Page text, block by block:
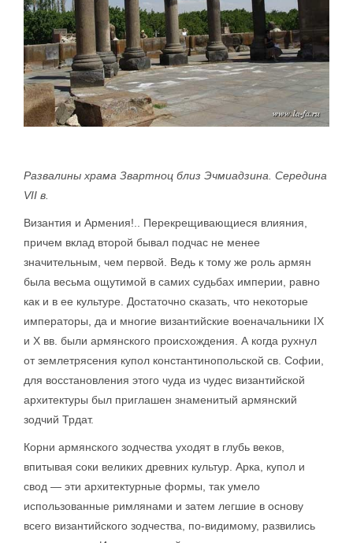
Развалины храма Звартноц близ Эчмиадзина. Середина
VII в.
Византия и Армения!.. Перекрещивающиеся влияния,
причем вклад второй бывал подчас не менее
значительным, чем первой. Ведь к тому же роль армян
была весьма ощутимой в самих судьбах империи, равно
как и в ее культуре. Достаточно сказать, что некоторые
императоры, да и многие византийские военачальники IX
и X вв. были армянского происхождения. А когда рухнул
от землетрясения купол константинопольской св. Софии,
для восстановления этого чуда из чудес византийской
архитектуры был приглашен знаменитый армянский
зодчий Трдат.
Корни армянского зодчества уходят в глубь веков,
впитывая соки великих древних культур. Арка, купол и
свод — эти архитектурные формы, так умело
использованные римлянами и затем легшие в основу
всего византийского зодчества, по-видимому, развились